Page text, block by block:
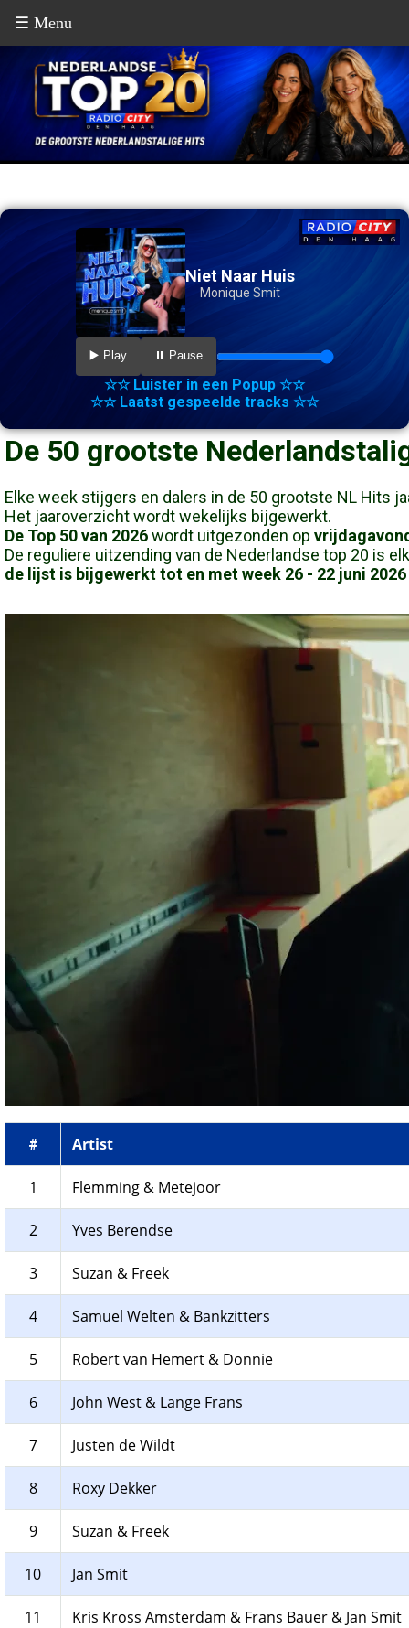
☰ Menu
Niet Naar Huis
Monique Smit
▶️ Play ⏸️ Pause
☆☆ Luister in een Popup ☆☆
☆☆ Laatst gespeelde tracks ☆☆
De 50 grootste
Elke week stijgers en dalers in de 50 grootste NL Hits
Het jaaroverzicht wordt wekelijks bijgewerkt.
De Top 50 van 2026wordt uitgezonden op
De reguliere uitzending van de Nederlandse top 20 is
de lijst is bijgewerkt tot en met week 26 - 22 juni 2026
# Artist
1 Flemming & Metejoor
2 Yves Berendse
3 Suzan & Freek
4 Samuel Welten & Bankzitters
5 Robert van Hemert & Donnie
6 John West & Lange Frans
7 Justen de Wildt
8 Roxy Dekker
9 Suzan & Freek
10 Jan Smit
11 Kris Kross Amsterdam & Frans Bauer & Jan Smit